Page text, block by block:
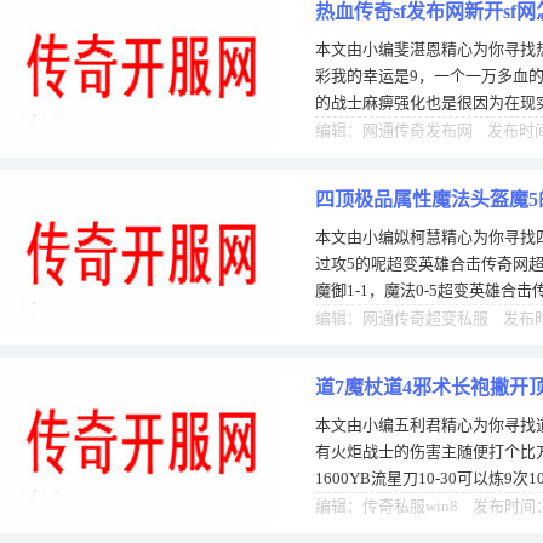
热血传奇sf发布网新开sf网
本文由小编斐湛恩精心为你寻找
彩我的幸运是9，一个一万多血
的战士麻痹强化也是很因为在
家并不多。高的，麻痹抗性也很
编辑：网通传奇发布网 发布时
四顶极品属性魔法头盔魔
本文由小编姒柯慧精心为你寻
过攻5的呢超变英雄合击传奇网
魔御1-1，魔法0-5超变英雄合击
顶是魔5的道士头盔，另一顶就
编辑：网通传奇超变私服 发布
道7魔杖道4邪术长袍撇开
本文由小编五利君精心为你寻
有火炬战士的伤害主随便打个比
1600YB流星刀10-30可以炼9次
有比较特殊的隐藏属性只有玩家
编辑：传奇私服win8 发布时间